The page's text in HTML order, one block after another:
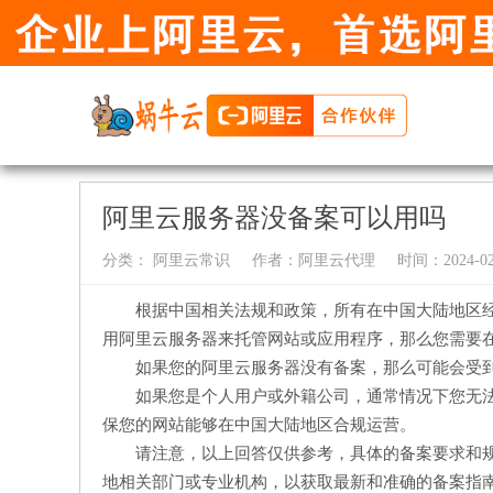
阿里云服务器没备案可以用吗
分类： 阿里云常识 作者： 阿里云代理 时间：2024-
根据中国相关法规和政策，所有在中国大陆地
用阿里云服务器来托管网站或应用程序，那么您需要
如果您的阿里云服务器没有备案，那么可能会
如果您是个人用户或外籍公司，通常情况下您
保您的网站能够在中国大陆地区合规运营。
请注意，以上回答仅供参考，具体的备案要求
地相关部门或专业机构，以获取最新和准确的备案指